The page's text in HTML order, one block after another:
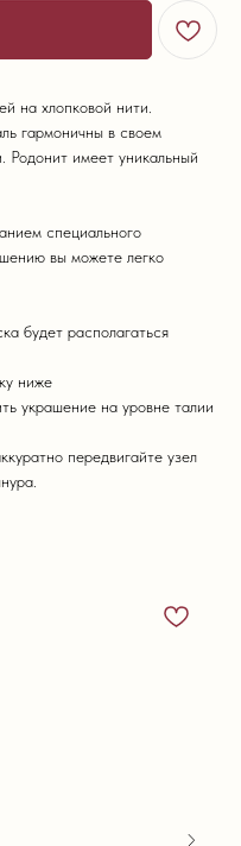
на хлопковой нити.
гармоничны в своем
Родонит имеет уникальный
специального
вы можете легко
будет располагаться
ниже
украшение на уровне талии
передвигайте узел